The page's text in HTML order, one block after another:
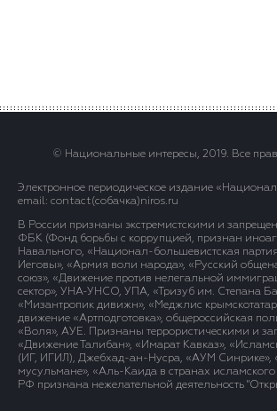
© Национальные интересы, 2019. Все
Электронное периодическое издание
email: contact(сoбaчка)niros.ru
В России признаны экстремистскими и
ФБК (Фонд борьбы с коррупцией, признан
Навального, «Национал-большевистская
Иеговы», «Армия воли народа», «Русский
союз», «Движение против нелегальной
сектор», УНА-УНСО, УПА, «Тризуб им. Степана
«Мизантропик дивижн», «Меджлис
движение «Артподготовка», общероссийская
«Воля», АУЕ. Признаны террористическими и
«Движение Талибан», «Имарат Кавказ»,
(ИГ, ИГИЛ), Джебхад-ан-Нусра, «АУМ Синрике»,
мусульмане», «Аль-Каида в странах исламского
РФ признана нежелательной деятельность